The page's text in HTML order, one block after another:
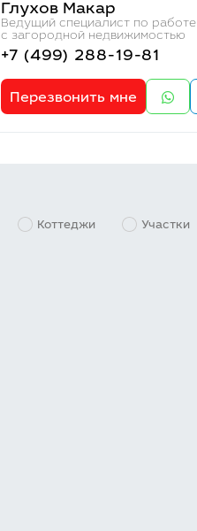
Глухов Макар
Ведущий специалист по работе
с загородной недвижимостью
+7 (499) 288-19-81
Перезвонить мне
Коттеджи Участки